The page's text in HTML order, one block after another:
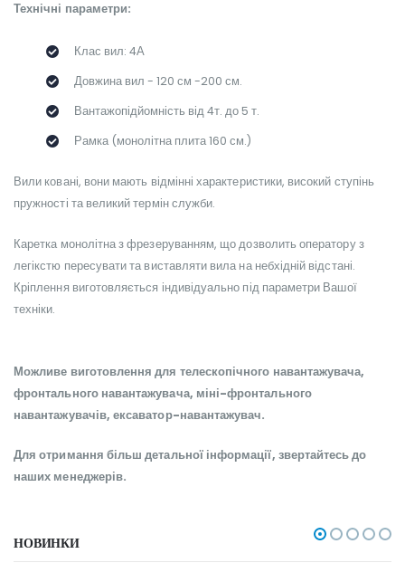
Технічні параметри:
Клас вил: 4А
Довжина вил - 120 см -200 см.
Вантажопідйомність від 4т. до 5 т.
Рамка (монолітна плита 160 см.)
Вили ковані, вони мають відмінні характеристики, високий ступінь
пружності та великий термін служби.
Каретка монолітна з фрезеруванням, що дозволить оператору з
легікстю пересувати та виставляти вила на небхідній відстані.
Кріплення виготовляється індивідуально під параметри Вашої
техніки.
Можливе виготовлення для телескопічного навантажувача,
фронтального навантажувача, міні-фронтального
навантажувачів, ексаватор-навантажувач.
Для отримання більш детальної інформації, звертайтесь до
наших менеджерів.
НОВИНКИ